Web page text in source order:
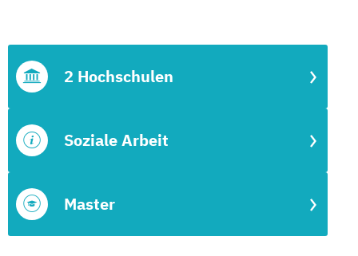
Master
Soziale Arbeit
2 Hochschulen